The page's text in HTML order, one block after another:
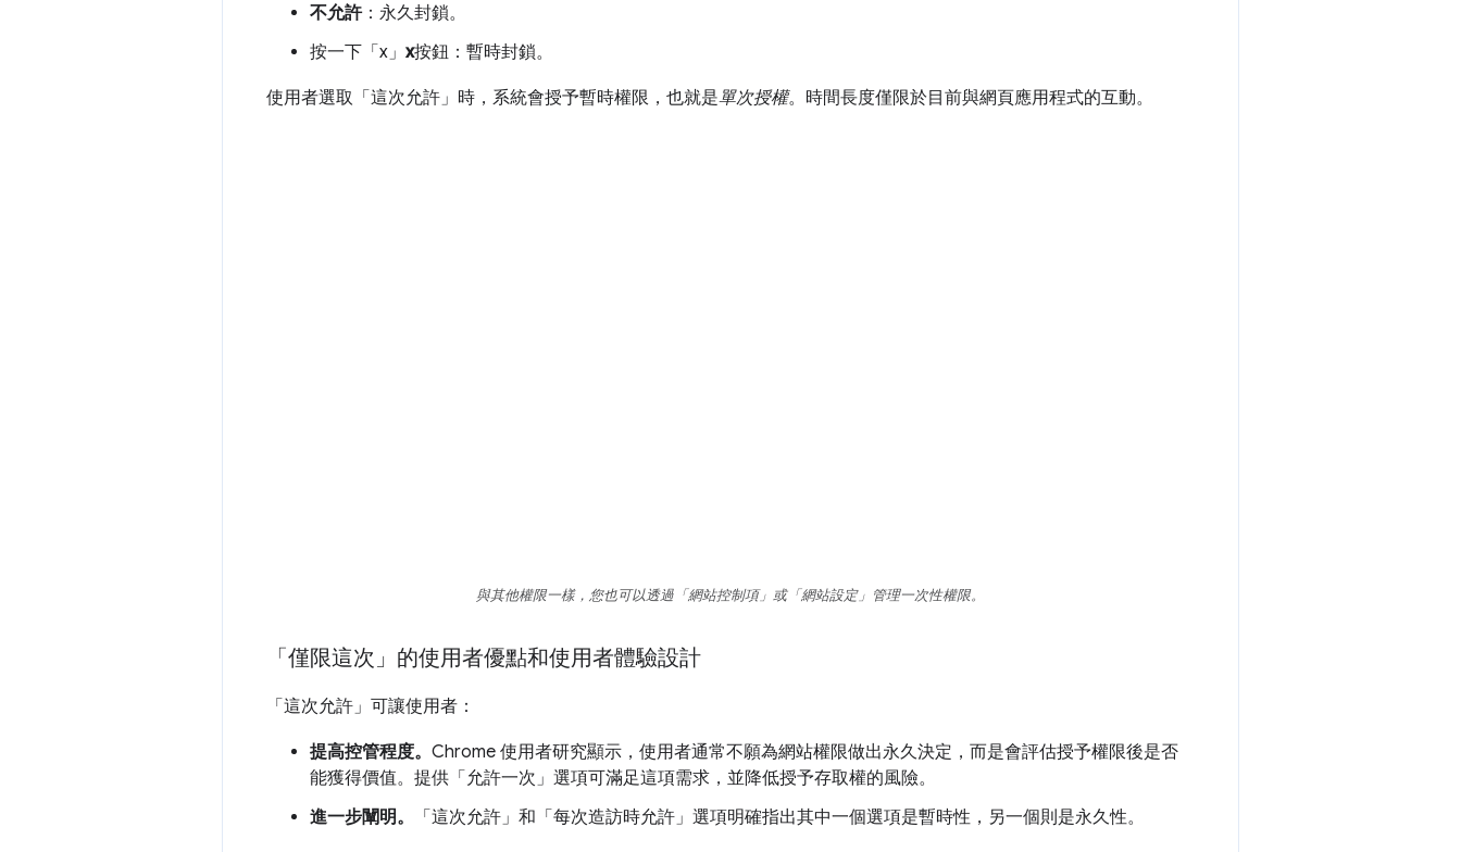
不允許：永久封鎖。
按一下「x」 x按鈕：暫時封鎖。
使用者選取「這次允許」 時，系統會授予暫時權限，也就是單次授權。時間長度僅限於目前與網頁應用程式的互動。
與其他權限一樣，您也可以透過「網站控制項」 或「網站設定」 管理一次性權限。
「僅限這次」的使用者優點和使用者體驗設計
「這次允許」 可讓使用者：
提高控管程度。 Chrome 使用者研究顯示，使用者通常不願為網站權限做出永久決定，而是會評估授予權限後是否
能獲得價值。提供「允許一次」選項可滿足這項需求，並降低授予存取權的風險。
進一步闡明。
「這次允許」 和「每次造訪時允許」 選項明確指出其中一個選項是暫時性，另一個則是永久性。